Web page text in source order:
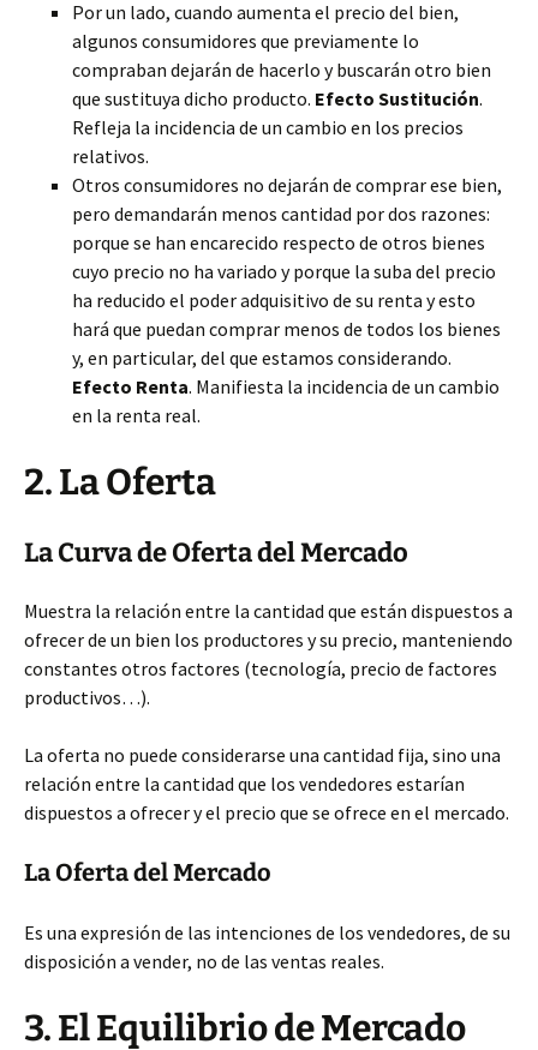
Por un lado, cuando aumenta el precio del bien,
algunos consumidores que previamente lo
compraban dejarán de hacerlo y buscarán otro bien
que sustituya dicho producto. Efecto Sustitución.
Refleja la incidencia de un cambio en los precios
relativos.
Otros consumidores no dejarán de comprar ese bien,
pero demandarán menos cantidad por dos razones:
porque se han encarecido respecto de otros bienes
cuyo precio no ha variado y porque la suba del precio
ha reducido el poder adquisitivo de su renta y esto
hará que puedan comprar menos de todos los bienes
y, en particular, del que estamos considerando.
Efecto Renta. Manifiesta la incidencia de un cambio
en la renta real.
2. La Oferta
La Curva de Oferta del Mercado
Muestra la relación entre la cantidad que están dispuestos a
ofrecer de un bien los productores y su precio, manteniendo
constantes otros factores (tecnología, precio de factores
productivos…).
La oferta no puede considerarse una cantidad fija, sino una
relación entre la cantidad que los vendedores estarían
dispuestos a ofrecer y el precio que se ofrece en el mercado.
La Oferta del Mercado
Es una expresión de las intenciones de los vendedores, de su
disposición a vender, no de las ventas reales.
3. El Equilibrio de Mercado